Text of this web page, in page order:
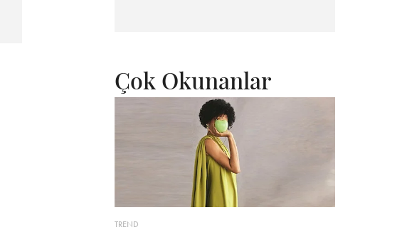
Çok Okunanlar
TREND